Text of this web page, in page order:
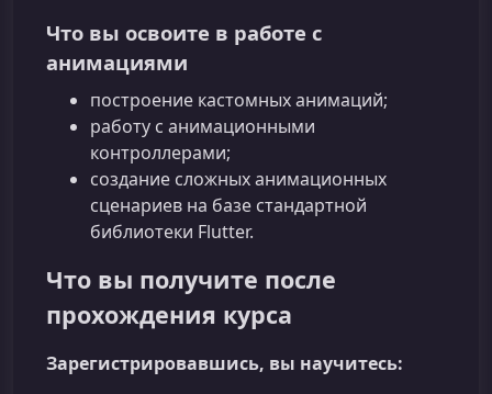
Что вы освоите в работе с
анимациями
построение кастомных анимаций;
работу с анимационными
контроллерами;
создание сложных анимационных
сценариев на базе стандартной
библиотеки Flutter.
Что вы получите после
прохождения курса
Зарегистрировавшись, вы научитесь: